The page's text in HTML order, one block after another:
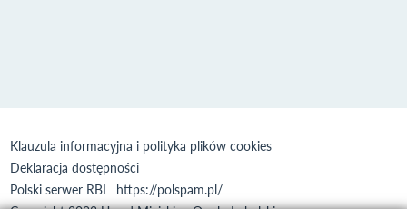
Klauzula informacyjna i polityka plików cookies
Deklaracja dostępności
Polski serwer RBL https://polspam.pl/